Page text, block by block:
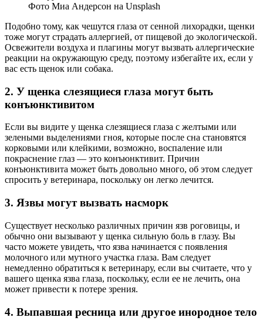
Фото Миа Андерсон на Unsplash
Подобно тому, как чешутся глаза от сенной лихорадки, щенки
тоже могут страдать аллергией, от пищевой до экологической.
Освежители воздуха и плагины могут вызвать аллергические
реакции на окружающую среду, поэтому избегайте их, если у
вас есть щенок или собака.
2. У щенка слезящиеся глаза могут быть
конъюнктивитом
Если вы видите у щенка слезящиеся глаза с желтыми или
зелеными выделениями гноя, которые после сна становятся
корковыми или клейкими, возможно, воспаление или
покраснение глаз — это конъюнктивит. Причин
конъюнктивита может быть довольно много, об этом следует
спросить у ветеринара, поскольку он легко лечится.
3. Язвы могут вызвать насморк
Существует несколько различных причин язв роговицы, и
обычно они вызывают у щенка сильную боль в глазу. Вы
часто можете увидеть, что язва начинается с появления
молочного или мутного участка глаза. Вам следует
немедленно обратиться к ветеринару, если вы считаете, что у
вашего щенка язва глаза, поскольку, если ее не лечить, она
может привести к потере зрения.
4. Выпавшая ресница или другое инородное тело